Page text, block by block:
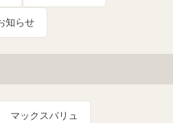
知らせ
マックスバリュ